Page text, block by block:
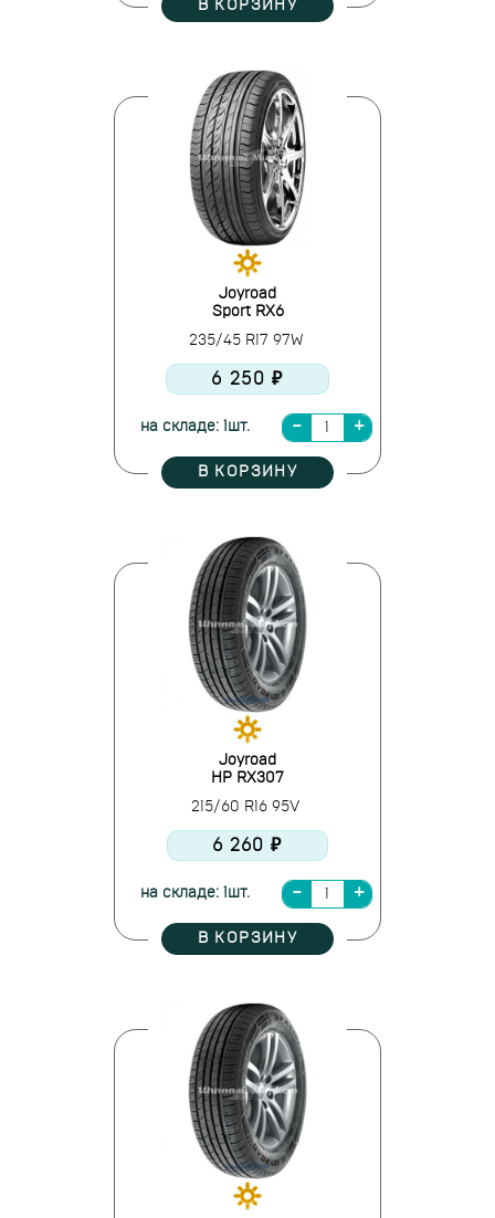
В КОРЗИНУ
Joyroad
Sport RX6
235/45 R17 97W
6 250 ₽
на складе: 1шт.
В КОРЗИНУ
Joyroad
HP RX307
215/60 R16 95V
6 260 ₽
на складе: 1шт.
В КОРЗИНУ